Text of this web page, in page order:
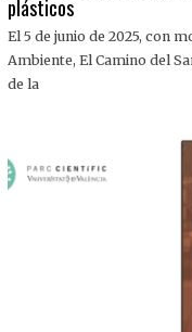
,
0
plásticos
El 5 de junio de 2025, con
Ambiente, El Camino del
de la